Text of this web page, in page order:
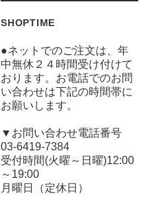
SHOPTIME
●ネットでのご注文は、年
中無休２４時間受け付けて
おります。お電話でのお問
い合わせは下記の時間帯に
お願いします。
▼お問い合わせ電話番号
03-6419-7384
受付時間(火曜～日曜)12:00
～19:00
月曜日（定休日）